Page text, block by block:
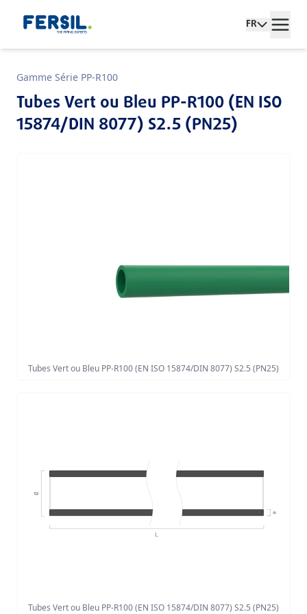
FR
Gamme Série PP-R100
Tubes Vert ou Bleu PP-R100 (EN ISO
15874/DIN 8077) S2.5 (PN25)
Tubes Vert ou Bleu PP-R100 (EN ISO 15874/DIN 8077) S2.5 (PN25)
Tubes Vert ou Bleu PP-R100 (EN ISO 15874/DIN 8077) S2.5 (PN25)